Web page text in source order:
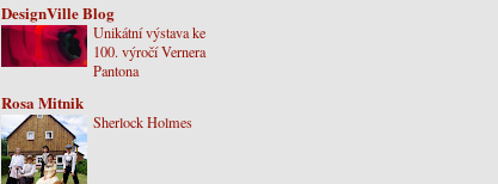
DesignVille Blog
Unikátní výstava ke
100. výročí Vernera
Pantona
Rosa Mitnik
Sherlock Holmes